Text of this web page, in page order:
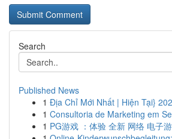
Search
Published News
1 Địa Chỉ Mới Nhất | Hiện Tại}
1 Consultoria de Marketing em
1 PG游戏 ：体验 全新 网络 电子